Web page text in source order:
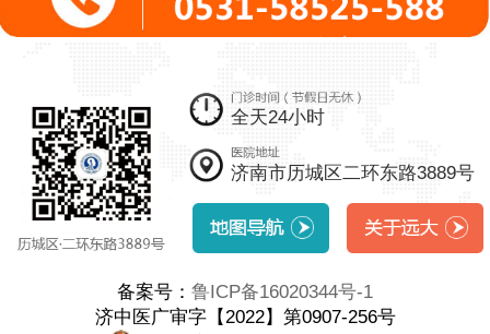
全天24小时
济南市历城区二环东路3889号
备案号： 鲁ICP备16020344号-1
济中医广审字【2022】第0907-256号